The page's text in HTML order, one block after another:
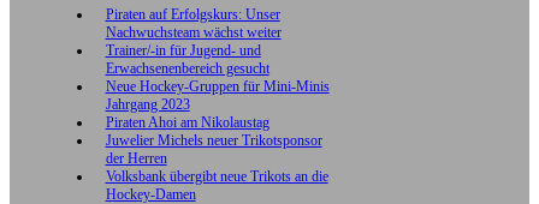
Piraten auf Erfolgskurs: Unser
Nachwuchsteam wächst weiter
Trainer/-in für Jugend- und
Erwachsenenbereich gesucht
Neue Hockey-Gruppen für Mini-Minis
Jahrgang 2023
Piraten Ahoi am Nikolaustag
Juwelier Michels neuer Trikotsponsor
der Herren
Volksbank übergibt neue Trikots an die
Hockey-Damen